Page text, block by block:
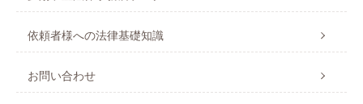
依頼者様への法律基礎知識
お問い合わせ